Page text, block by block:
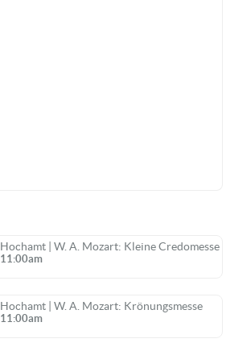
Hochamt | W. A. Mozart: Kleine Credomesse
11:00am
Hochamt | W. A. Mozart: Krönungsmesse
11:00am